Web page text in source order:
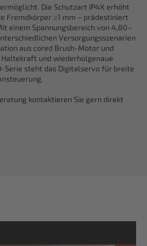
Die Schutzart IP4X erhöht
Fremdkörper ≥1 mm – prädestiniert
einem Spannungsbereich von 4,80–
Versorgungsszenarien
aus cored Brush-Motor und
und wiederholgenaue
Serie steht das Digitalservo für breite
kontaktieren Sie gern direkt